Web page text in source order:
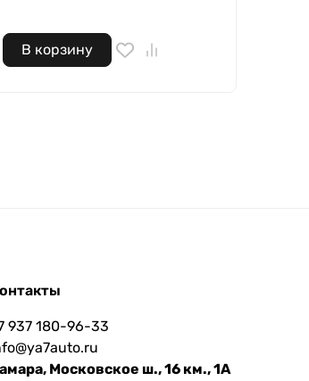
В корзину
937 180-96-33
Московское ш., 16 км., 1А